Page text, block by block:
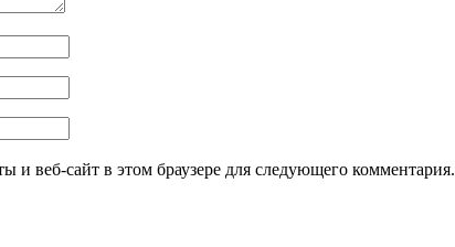
и веб-сайт в этом браузере для следующего комментария.